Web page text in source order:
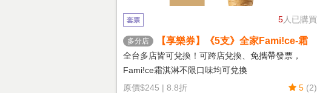
5人已購買
套票
多分店
【享樂券】《5支》全家Fami!ce-霜
淇淋(口味不限)
全台多店皆可兌換！可跨店兌換、免攜帶發票，
Fami!ce霜淇淋不限口味均可兌換
原價$245 | 8.8折 5 (2)